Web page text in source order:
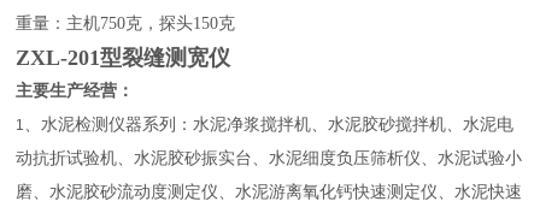
重量：主机750克，探头150克
ZXL-201型裂缝测宽仪
主要生产经营：
1、水泥检测仪器系列：水泥净浆搅拌机、水泥胶砂搅拌机、水泥电
动抗折试验机、水泥胶砂振实台、水泥细度负压筛析仪、水泥试验小
磨、水泥胶砂流动度测定仪、水泥游离氧化钙快速测定仪、水泥快速